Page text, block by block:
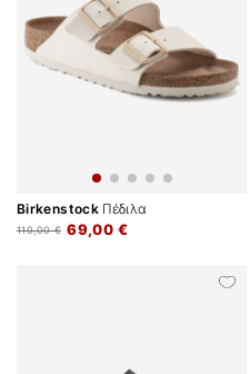
BirkenstockΠέδιλα
69,00 €
110,00 €